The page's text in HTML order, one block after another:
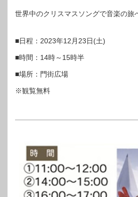
世界中のクリスマスソングで音楽の旅
■日程：2023年12月23日(土)
■時間：14時～15時半
■場所：門街広場
※観覧無料